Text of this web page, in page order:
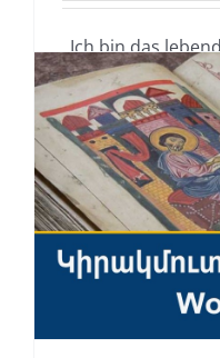
„Ich bin das
Himmel
Read More